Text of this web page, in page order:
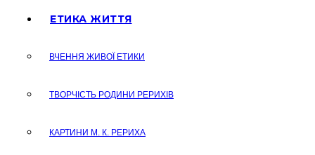
ЕТИКА ЖИТТЯ
ВЧЕННЯ ЖИВОЇ ЕТИКИ
ТВОРЧІСТЬ РОДИНИ РЕРИХІВ
КАРТИНИ М. К. РЕРИХА